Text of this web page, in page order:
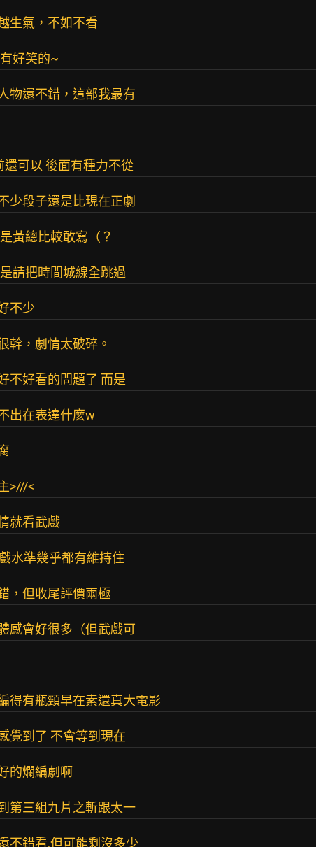
生氣，不如不看
好笑的~
物還不錯，這部我最有
還可以 後面有種力不從
少段子還是比現在正劇
黃總比較敢寫（？
請把時間城線全跳過
不少
幹，劇情太破碎。
不好看的問題了 而是
出在表達什麼w
>///<
就看武戲
水準幾乎都有維持住
，但收尾評價兩極
感會好很多（但武戲可
得有瓶頸早在素還真大電影
覺到了 不會等到現在
的爛編劇啊
第三組九片之斬跟太一
不錯看,但可能剩沒多少